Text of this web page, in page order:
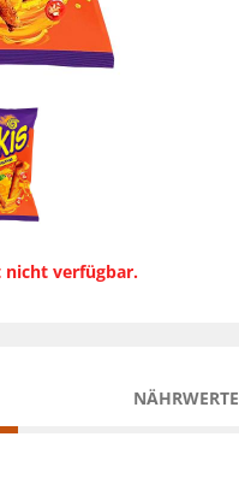
nicht verfügbar.
NÄHRWERTE